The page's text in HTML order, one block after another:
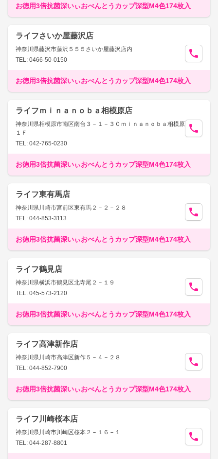
お徳用3倍抗菌深いぃおべんとうカップ深型M4色174枚入
ライフさいか屋藤沢店
神奈川県藤沢市藤沢５５５さいか屋藤沢店内
TEL: 0466-50-0150
お徳用3倍抗菌深いぃおべんとうカップ深型M4色174枚入
ライフｍｉｎａｎｏｂａ相模原店
神奈川県相模原市南区南台３－１－３０ｍｉｎａｎｏｂａ相模原
１Ｆ
TEL: 042-765-0230
お徳用3倍抗菌深いぃおべんとうカップ深型M4色174枚入
ライフ東有馬店
神奈川県川崎市宮前区東有馬２－２－２８
TEL: 044-853-3113
お徳用3倍抗菌深いぃおべんとうカップ深型M4色174枚入
ライフ鶴見店
神奈川県横浜市鶴見区北寺尾２－１９
TEL: 045-573-2120
お徳用3倍抗菌深いぃおべんとうカップ深型M4色174枚入
ライフ高津新作店
神奈川県川崎市高津区新作５－４－２８
TEL: 044-852-7900
お徳用3倍抗菌深いぃおべんとうカップ深型M4色174枚入
ライフ川崎桜本店
神奈川県川崎市川崎区桜本２－１６－１
TEL: 044-287-8801